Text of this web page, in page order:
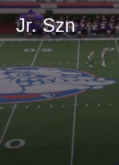
Jr. Szn